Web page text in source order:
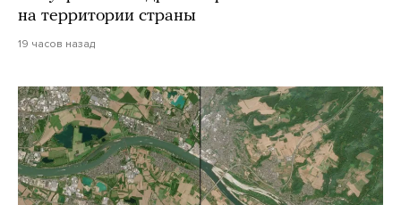
на территории страны
19 часов назад